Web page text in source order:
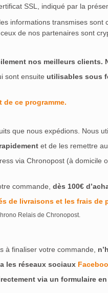
SSL, indiqué par la
informations transmises
de nos partenaires sont
nos meilleurs
sont ensuite utilisables sous
ce programme.
que nous expédions. Nous
et de les remettre
via Chronopost (à domicile
commande, dès 100€
de livraisons et les frais de
Relais de Chronopost.
à finaliser votre commande,
les réseaux sociaux
via un formulaire